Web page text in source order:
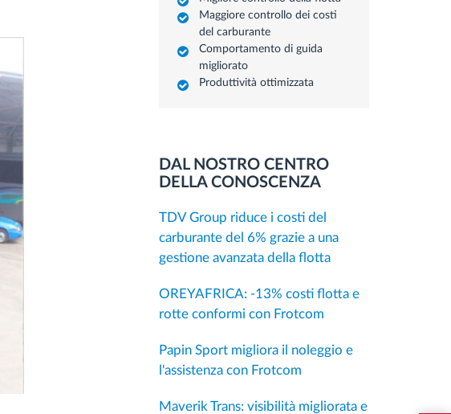
Maggiore controllo dei costi
del carburante
Comportamento di guida
migliorato
Produttività ottimizzata
DAL NOSTRO CENTRO
DELLA CONOSCENZA
TDV Group riduce i costi del
carburante del 6% grazie a una
gestione avanzata della flotta
OREYAFRICA: -13% costi flotta e
rotte conformi con Frotcom
Papin Sport migliora il noleggio e
l'assistenza con Frotcom
Maverik Trans: visibilità migliorata e